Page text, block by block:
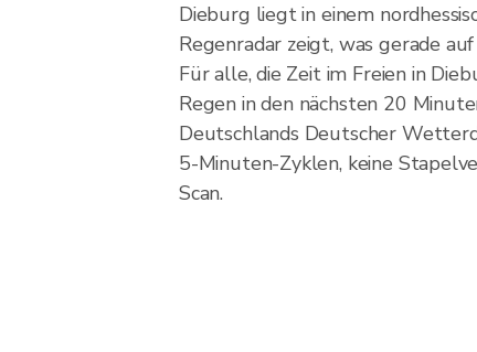
Dieburg liegt in einem
Regenradar zeigt, was gerade
Für alle, die Zeit im Freien in
Regen in den nächsten 20
Deutschlands Deutscher
5-Minuten-Zyklen, keine
Scan.